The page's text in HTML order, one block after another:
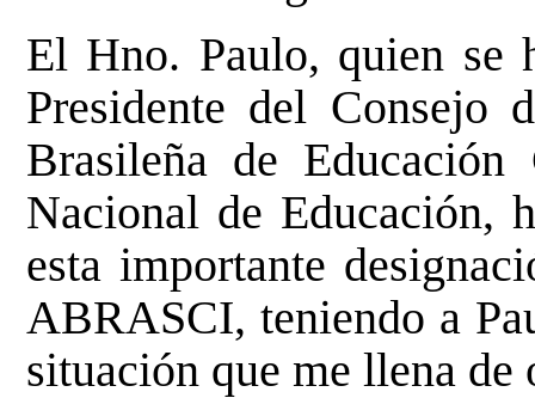
El Hno. Paulo, quien se
Presidente del Consejo
Brasileña de
Nacional de Educación,
esta importante
ABRASCI, teniendo a
situación que me llena